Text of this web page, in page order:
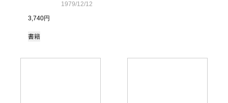
3,740円
1979/12/12
書籍